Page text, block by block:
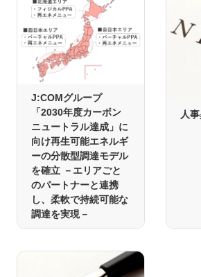
J:COMグループ
「2030年度カーボン
ニュートラル達成」に
向け再生可能エネルギ
ーの分散型調達モデル
を確立 －エリアごと
のパートナーと連携
し、柔軟で持続可能な
調達を実現－
人